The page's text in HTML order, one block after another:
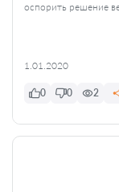
оспорить решение
1.01.2020
0 0 2